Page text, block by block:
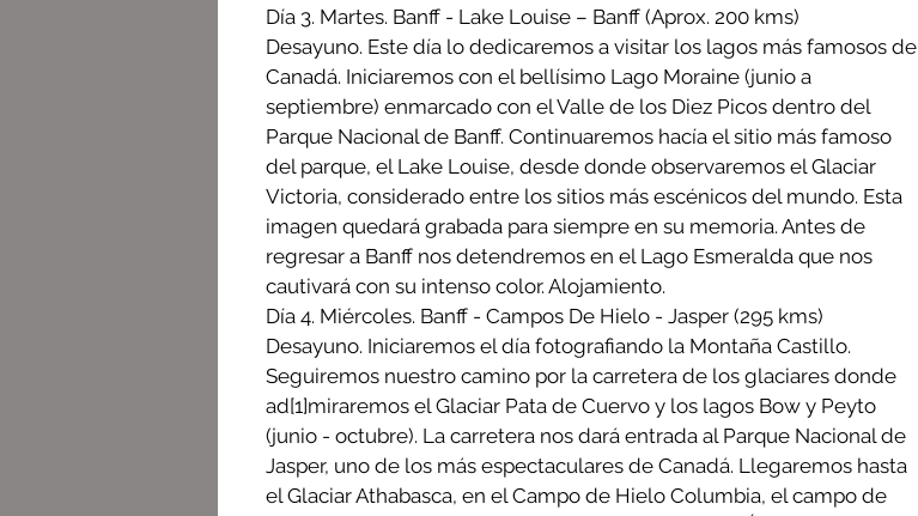
Día 3. Martes. Banff - Lake Louise – Banff (Aprox. 200 kms)
Desayuno. Este día lo dedicaremos a visitar los lagos más famosos de
Canadá. Iniciaremos con el bellísimo Lago Moraine (junio a
septiembre) enmarcado con el Valle de los Diez Picos dentro del
Parque Nacional de Banff. Continuaremos hacía el sitio más famoso
del parque, el Lake Louise, desde donde observaremos el Glaciar
Victoria, considerado entre los sitios más escénicos del mundo. Esta
imagen quedará grabada para siempre en su memoria. Antes de
regresar a Banff nos detendremos en el Lago Esmeralda que nos
cautivará con su intenso color. Alojamiento.
Día 4. Miércoles. Banff - Campos De Hielo - Jasper (295 kms)
Desayuno. Iniciaremos el día fotografiando la Montaña Castillo.
Seguiremos nuestro camino por la carretera de los glaciares donde
ad[1]miraremos el Glaciar Pata de Cuervo y los lagos Bow y Peyto
(junio - octubre). La carretera nos dará entrada al Parque Nacional de
Jasper, uno de los más espectaculares de Canadá. Llegaremos hasta
el Glaciar Athabasca, en el Campo de Hielo Columbia, el campo de